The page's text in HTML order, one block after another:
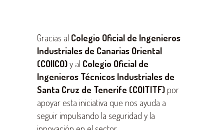
Gracias al Colegio Oficial de Ingenieros
Industriales de Canarias Oriental
(COIICO)y al Colegio Oficial de
Ingenieros Técnicos Industriales de
Santa Cruz de Tenerife (COITITF) por
apoyar esta iniciativa que nos ayuda a
seguir impulsando la seguridad y la